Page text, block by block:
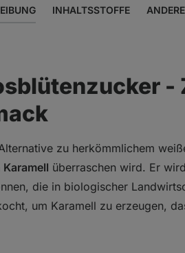
INHALTSSTOFFE ANDERE
zu herkömmlichem
überraschen wird. Er wird
die in biologischer
um Karamell zu erzeugen,